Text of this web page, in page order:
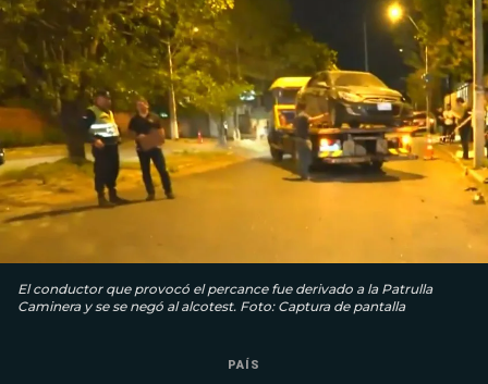
El conductor que provocó el percance fue derivado a la Patrulla
Caminera y se se negó al alcotest. Foto: Captura de pantalla
PAÍS